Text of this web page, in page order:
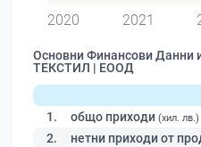
2020 2021
Основни Финансови Данни
ТЕКСТИЛ | ЕООД
1. общо приходи (хил. лв.)
2. нетни приходи от